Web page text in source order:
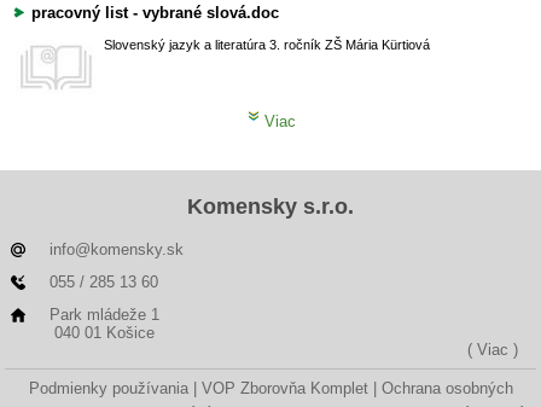
pracovný list - vybrané slová.doc
Slovenský jazyk a literatúra 3. ročník ZŠ Mária Kürtiová
Viac
Komensky s.r.o.
info@komensky.sk
055 / 285 13 60
Park mládeže 1
040 01 Košice
( Viac )
Podmienky používania VOP Zborovňa Komplet Ochrana osobných